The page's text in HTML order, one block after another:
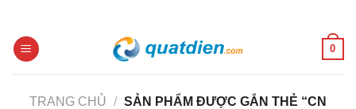
content
0
TRANG CHỦ / SẢN PHẨM ĐƯỢC GẮN THẺ “CN